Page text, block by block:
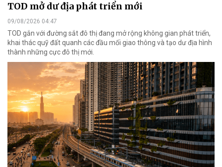
TOD mở dư địa phát triển mới
09/08/2026 04:47
TOD gắn với đường sắt đô thị đang mở rộng không gian phát triển,
khai thác quỹ đất quanh các đầu mối giao thông và tạo dư địa hình
thành những cực đô thị mới.